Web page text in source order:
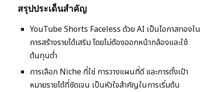
สรุปประเด็นสำคัญ
YouTube Shorts Faceless ด้วย AI เป็นโอกาสทองใน
การสร้างรายได้เสริม โดยไม่ต้องออกหน้ากล้องและใช้
ต้นทุนต่ำ
การเลือก Niche ที่ใช่ การวางแผนที่ดี และการตั้งเป้า
หมายรายได้ที่ชัดเจน เป็นหัวใจสำคัญในการเริ่มต้น